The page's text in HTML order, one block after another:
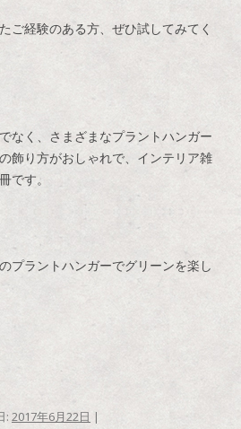
ご経験のある方、ぜひ試してみてく
なく、さまざまなプラントハンガー
飾り方がおしゃれで、インテリア雑
です。
プラントハンガーでグリーンを楽し
: 2017年6月22日 |